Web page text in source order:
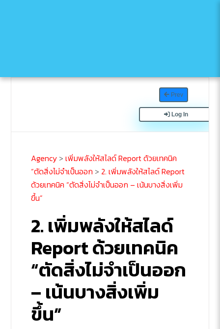
Prev
Log In
Agency >เพิ่มพลังให้สไลด์ Report ด้วยเทคนิค
“ตัดสิ่งไม่จำเป็นออก > 2. เพิ่มพลังให้สไลด์ Report
ด้วยเทคนิค “ตัดสิ่งไม่จำเป็นออก – เน้นบางสิ่งเพิ่ม
ขึ้น”
2. เพิ่มพลังให้สไลด์
Report ด้วยเทคนิค
“ตัดสิ่งไม่จำเป็นออก
– เน้นบางสิ่งเพิ่ม
ขึ้น”